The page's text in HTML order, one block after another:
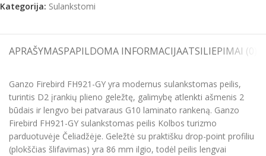
Kategorija: Sulankstomi
APRAŠYMASPAPILDOMA INFORMACIJAATSILIEPIMAI (0)
Ganzo Firebird FH921-GY yra modernus sulankstomas peilis,
turintis D2 įrankių plieno geležtę, galimybę atlenkti ašmenis 2
būdais ir lengvo bei patvaraus G10 laminato rankeną. Ganzo
Firebird FH921-GY sulankstomas peilis Kolbos turizmo
parduotuvėje Čeliadžėje. Geležtė su praktišku drop-point profiliu
(plokščias šlifavimas) yra 86 mm ilgio, todėl peilis lengvai